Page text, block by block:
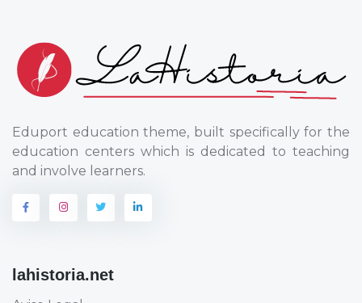
Eduport education theme, built specifically for the
education centers which is dedicated to teaching
and involve learners.
lahistoria.net